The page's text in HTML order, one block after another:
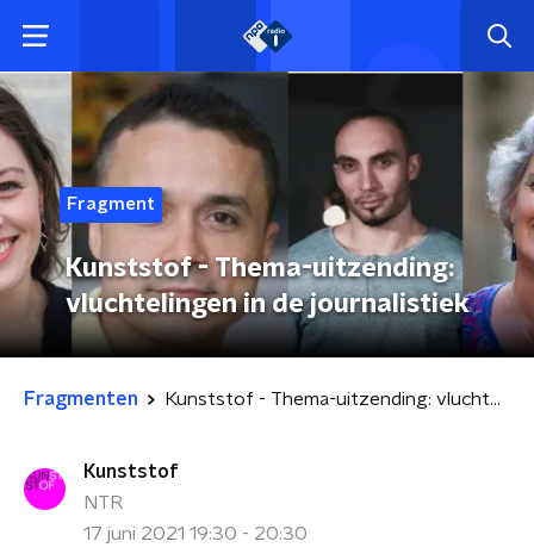
Fragment
Kunststof - Thema-uitzending:
vluchtelingen in de journalistiek
Fragmenten Kunststof - Thema-uitzending: vluchtelingen in de journalistiek
Kunststof
NTR
17 juni 2021 19:30 - 20:30